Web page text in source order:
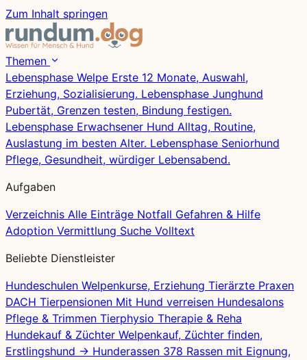
Zum Inhalt springen
Themen
Lebensphase Welpe Erste 12 Monate, Auswahl,
Erziehung, Sozialisierung. Lebensphase Junghund
Pubertät, Grenzen testen, Bindung festigen.
Lebensphase Erwachsener Hund Alltag, Routine,
Auslastung im besten Alter. Lebensphase Seniorhund
Pflege, Gesundheit, würdiger Lebensabend.
Aufgaben
Verzeichnis Alle Einträge Notfall Gefahren & Hilfe
Adoption Vermittlung Suche Volltext
Beliebte Dienstleister
Hundeschulen Welpenkurse, Erziehung Tierärzte Praxen
DACH Tierpensionen Mit Hund verreisen Hundesalons
Pflege & Trimmen Tierphysio Therapie & Reha
Hundekauf & Züchter Welpenkauf, Züchter finden,
Erstlingshund → Hunderassen 378 Rassen mit Eignung,